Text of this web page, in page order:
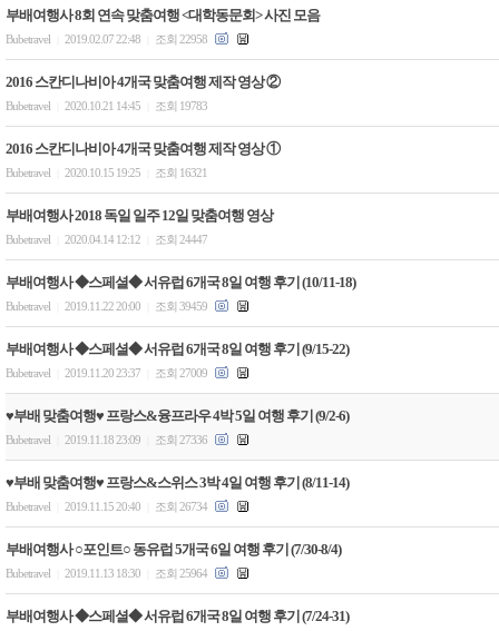
부배여행사 8회 연속 맞춤여행 <대학동문회> 사진 모음
Bubetravel 2019.02.07 22:48 조회 22958
2016 스칸디나비아 4개국 맞춤여행 제작 영상 ②
Bubetravel 2020.10.21 14:45 조회 19783
2016 스칸디나비아 4개국 맞춤여행 제작 영상 ①
Bubetravel 2020.10.15 19:25 조회 16321
부배여행사 2018 독일 일주 12일 맞춤여행 영상
Bubetravel 2020.04.14 12:12 조회 24447
부배여행사 ◆스페셜◆ 서유럽 6개국 8일 여행 후기 (10/11-18)
Bubetravel 2019.11.22 20:00 조회 39459
부배여행사 ◆스페셜◆ 서유럽 6개국 8일 여행 후기 (9/15-22)
Bubetravel 2019.11.20 23:37 조회 27009
♥부배 맞춤여행♥ 프랑스&융프라우 4박 5일 여행 후기 (9/2-6)
Bubetravel 2019.11.18 23:09 조회 27336
♥부배 맞춤여행♥ 프랑스&스위스 3박 4일 여행 후기 (8/11-14)
Bubetravel 2019.11.15 20:40 조회 26734
부배여행사 ○포인트○ 동유럽 5개국 6일 여행 후기 (7/30-8/4)
Bubetravel 2019.11.13 18:30 조회 25964
부배여행사 ◆스페셜◆ 서유럽 6개국 8일 여행 후기 (7/24-31)